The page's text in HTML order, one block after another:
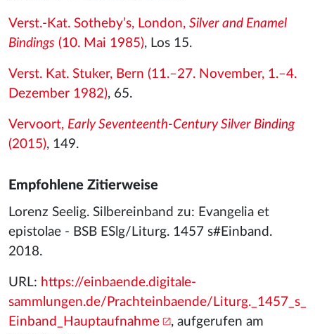
Verst.-Kat. Sotheby’s, London, Silver and Enamel
Bindings (10. Mai 1985), Los 15.
Verst. Kat. Stuker, Bern (11.–27. November, 1.–4.
Dezember 1982), 65.
Vervoort, Early Seventeenth-Century Silver Binding
(2015), 149.
Empfohlene Zitierweise
Lorenz Seelig. Silbereinband zu: Evangelia et
epistolae - BSB ESlg/Liturg. 1457 s#Einband.
2018.
URL: https://einbaende.digitale-
sammlungen.de/Prachteinbaende/Liturg._1457_s_
Einband_Hauptaufnahme
, aufgerufen am